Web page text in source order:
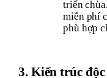
triển
miễn phí
phù hợp
3. Kiến trúc